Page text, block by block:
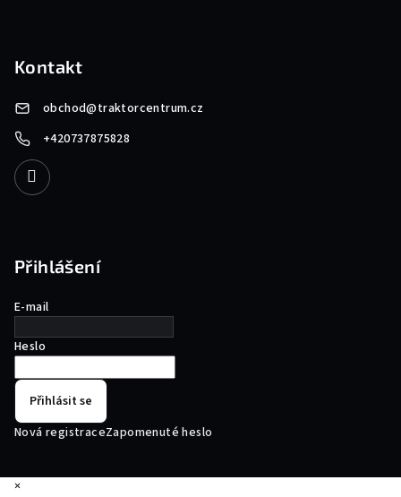
Kontakt
obchod@traktorcentrum.cz
+420737875828
Přihlášení
E-mail
Heslo
Přihlásit se
Nová registraceZapomenuté heslo
×